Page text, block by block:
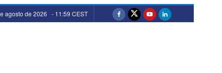
agosto de 2026 - 11:59 CEST